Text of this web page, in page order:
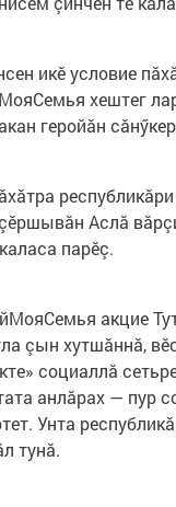
икӗ условие
хештег
геройăн
Аслă
парӗç.
акцие
çын хутшăннă,
социаллă
анлăрах — пур
Унта
тунă.